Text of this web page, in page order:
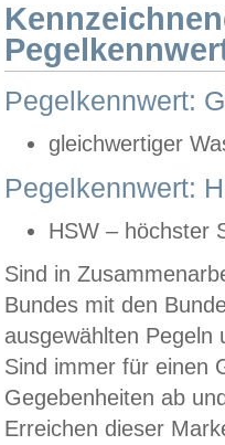
Pegelkennwert:
gleichwertiger
Pegelkennwert:
HSW – höchster
Sind in
Bundes mit den
ausgewählten
Sind immer für einen
Gegebenheiten ab
Erreichen dieser